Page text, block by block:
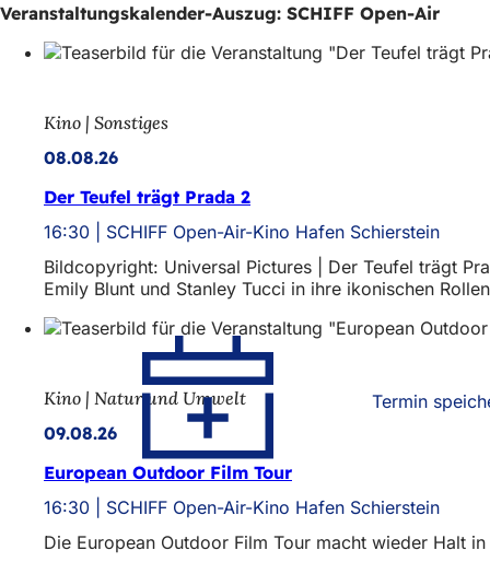
neuen
Tab)
Veranstaltungskalender-Auszug: SCHIFF Open-Air
Kino | Sonstiges
08.08.26
Der Teufel trägt Prada 2
16:30
SCHIFF Open-Air-Kino Hafen Schierstein
Bildcopyright: Universal Pictures | Der Teufel trägt
Emily Blunt und Stanley Tucci in ihre ikonischen
Termin
Kino | Natur und Umwelt
09.08.26
European Outdoor Film Tour
16:30
SCHIFF Open-Air-Kino Hafen Schierstein
Die European Outdoor Film Tour macht wieder Halt